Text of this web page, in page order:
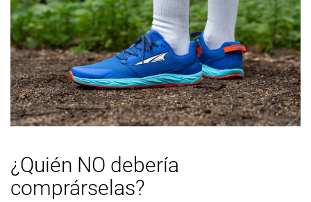
mediasuela
Diferencia de
la rigidez de la
mediasuela
en frío
Normal Normal Pequeña
Durabilidad
de la parte
Muy mala Decente Decente
Durabilidad
del acolchado
del talón
Media Media
¿Quién NO debería
comprárselas?